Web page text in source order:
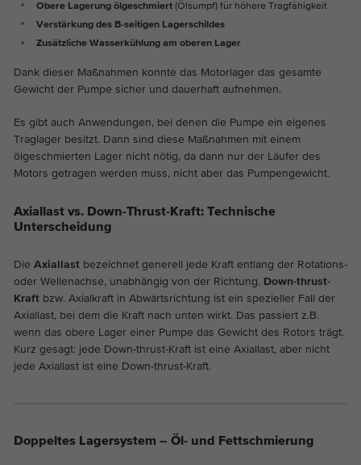
Obere Lagerung ölgeschmiert (Ölsumpf) für höhere Tragfähigkeit
Verstärkung des B-seitigen Lagerschildes
Zusätzliche Wasserkühlung am oberen Lager
Dank dieser Maßnahmen konnte das Motorlager das gesamte
Gewicht der Pumpe sicher und dauerhaft aufnehmen.
Es gibt auch Anwendungen, bei denen die Pumpe ein eigenes
Traglager besitzt. Dann sind diese Maßnahmen mit einem
ölgeschmierten Lager nicht nötig, da dann nur der Läufer des
Motors getragen werden muss, nicht aber das Pumpengewicht.
Axiallast vs. Down-Thrust-Kraft: Technische
Unterscheidung
Die Axiallastbezeichnet generell jede Kraft entlang der Rotations-
oder Wellenachse, unabhängig von der Richtung. Down-thrust-
Kraftbzw. Axialkraft in Abwärtsrichtung ist ein spezieller Fall der
Axiallast, bei dem die Kraft nach unten wirkt. Das passiert z.B.
wenn das obere Lager einer Pumpe das Gewicht des Rotors trägt.
Kurz gesagt: jede Down-thrust-Kraft ist eine Axiallast, aber nicht
jede Axiallast ist eine Down-thrust-Kraft.
Doppeltes Lagersystem – Öl- und Fettschmierung
Die Cookies speichern Informationen
anonym und weisen eine zufällig
generierte Nummer zu, um eindeutige
Name _ga_*
Anbieter Google Analytics
die Seitenaufrufe zu speichern und zu
zählen.